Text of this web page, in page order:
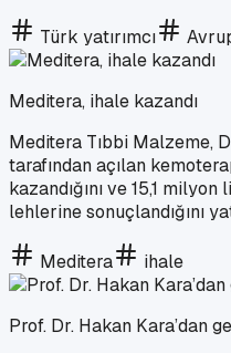
Türk yatırımcı
Meditera, ihale kazandı
Meditera Tıbbi Malzeme,
tarafından açılan
kazandığını ve 15,1
lehlerine sonuçlandığını
Meditera ihale
Prof. Dr. Hakan Kara’dan